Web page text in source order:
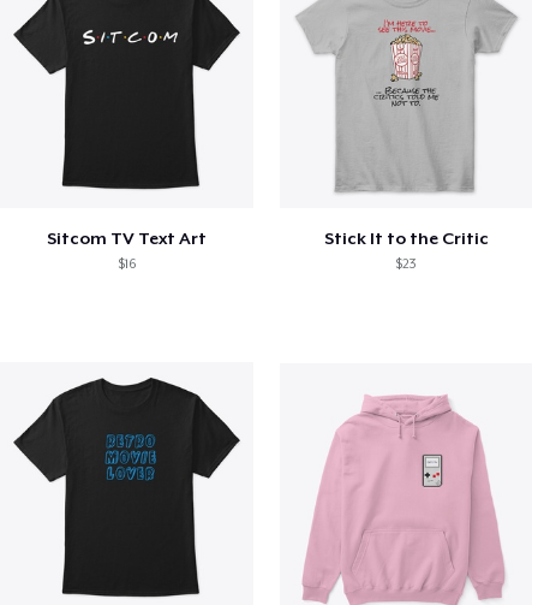
Sitcom TV Text Art
$16
Stick It to the Critic
$23